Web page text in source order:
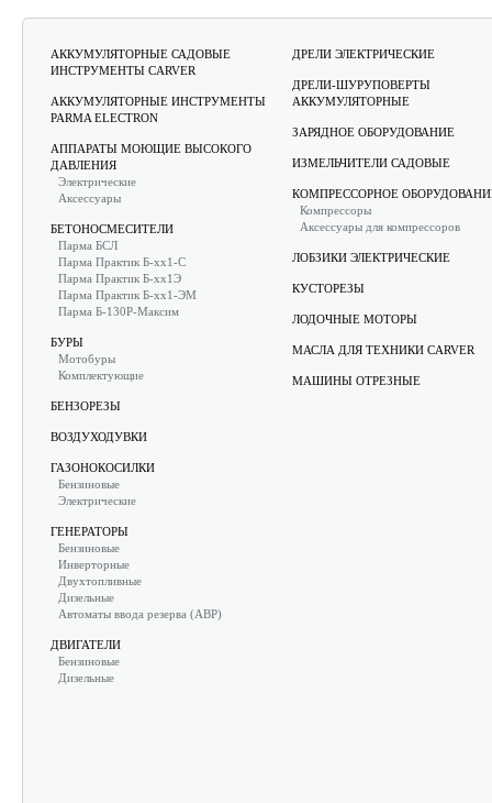
АККУМУЛЯТОРНЫЕ САДОВЫЕ
ИНСТРУМЕНТЫ CARVER
АККУМУЛЯТОРНЫЕ ИНСТРУМЕНТЫ
PARMA ELECTRON
АППАРАТЫ МОЮЩИЕ ВЫСОКОГО
ДАВЛЕНИЯ
Электрические
Аксессуары
БЕТОНОСМЕСИТЕЛИ
Парма БСЛ
Парма Практик Б-хх1-С
Парма Практик Б-хх1Э
Парма Практик Б-хх1-ЭМ
Парма Б-130Р-Максим
БУРЫ
Мотобуры
Комплектующие
БЕНЗОРЕЗЫ
ВОЗДУХОДУВКИ
ГАЗОНОКОСИЛКИ
Бензиновые
Электрические
ГЕНЕРАТОРЫ
Бензиновые
Инверторные
Двухтопливные
Дизельные
Автоматы ввода резерва (АВР)
ДВИГАТЕЛИ
Бензиновые
Дизельные
ДРЕЛИ ЭЛЕКТРИЧЕСКИЕ
ДРЕЛИ-ШУРУПОВЕРТЫ
АККУМУЛЯТОРНЫЕ
ЗАРЯДНОЕ ОБОРУДОВАНИЕ
ИЗМЕЛЬЧИТЕЛИ САДОВЫЕ
КОМПРЕССОРНОЕ
Компрессоры
Аксессуары для компрессоров
ЛОБЗИКИ ЭЛЕКТРИЧЕСКИЕ
КУСТОРЕЗЫ
ЛОДОЧНЫЕ МОТОРЫ
МАСЛА ДЛЯ ТЕХНИКИ CARVER
МАШИНЫ ОТРЕЗНЫЕ